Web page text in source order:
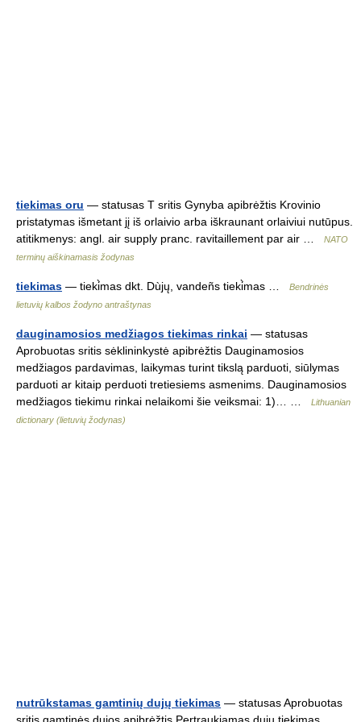
tiekimas oru — statusas T sritis Gynyba apibrėžtis Krovinio
pristatymas išmetant jį iš orlaivio arba iškraunant orlaiviui nutūpus.
atitikmenys: angl. air supply pranc. ravitaillement par air …
NATO
terminų aiškinamasis žodynas
tiekimas — tieki̇̀mas dkt. Dùjų, vandeñs tieki̇̀mas …
Bendrinės
lietuvių kalbos žodyno antraštynas
dauginamosios medžiagos tiekimas rinkai — statusas
Aprobuotas sritis sėklininkystė apibrėžtis Dauginamosios
medžiagos pardavimas, laikymas turint tikslą parduoti, siūlymas
parduoti ar kitaip perduoti tretiesiems asmenims. Dauginamosios
medžiagos tiekimu rinkai nelaikomi šie veiksmai: 1)… …
Lithuanian
dictionary (lietuvių žodynas)
nutrūkstamas gamtinių dujų tiekimas — statusas Aprobuotas
sritis gamtinės dujos apibrėžtis Pertraukiamas dujų tiekimas